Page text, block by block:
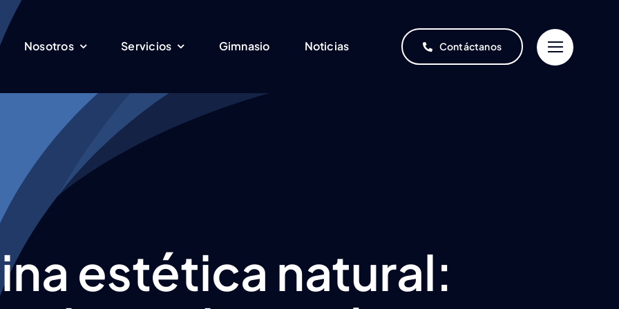
Nosotros Servicios Gimnasio Noticias Contáctanos
estética natural: